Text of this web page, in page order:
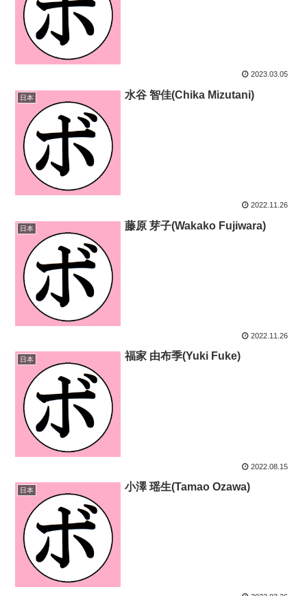
2023.03.05
日本 水谷 智佳(Chika Mizutani)
2022.11.26
日本 藤原 芽子(Wakako Fujiwara)
2022.11.26
日本 福家 由布季(Yuki Fuke)
2022.08.15
日本 小澤 瑶生(Tamao Ozawa)